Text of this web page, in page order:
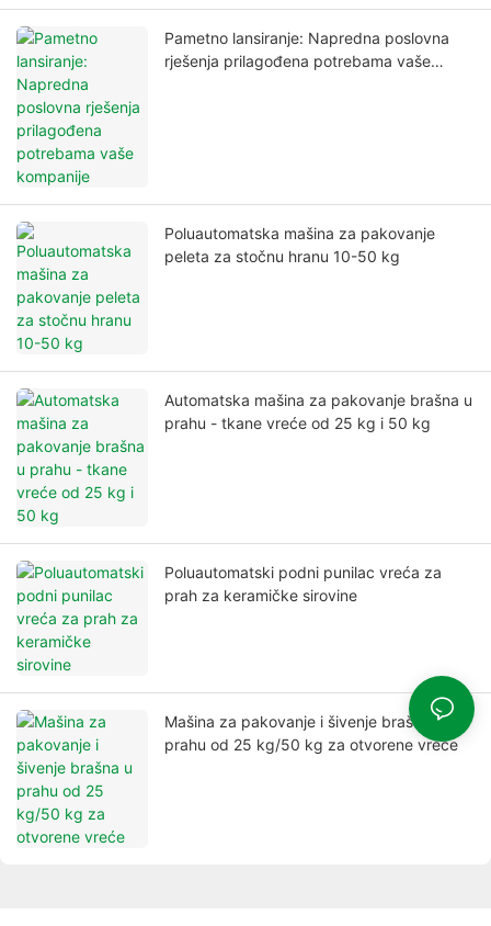
Pametno lansiranje: Napredna poslovna
rješenja prilagođena potrebama vaše
Poluautomatska mašina za pakovanje
peleta za stočnu hranu 10-50 kg
Automatska mašina za pakovanje brašna u
prahu - tkane vreće od 25 kg i 50 kg
Poluautomatski podni punilac vreća za
prah za keramičke sirovine
Mašina za pakovanje i šivenje brašna u
prahu od 25 kg/50 kg za otvorene vreće